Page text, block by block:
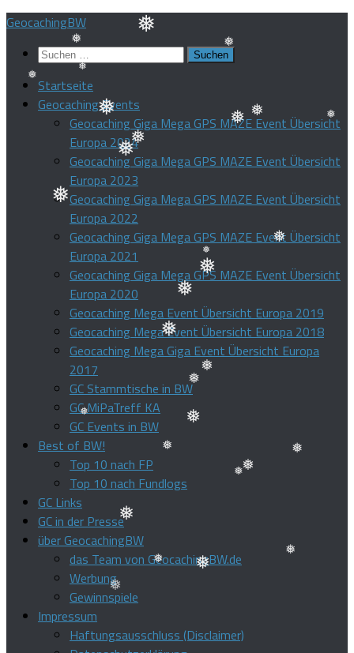
❅
❅
❅
❅
❅
❅
❅
❅
❅
❅
❅
❅
❅
❅
❅
❅
❅
❅
❅ ❅
Zum
springen
GeocachingBW
Suchen
Startseite
Geocaching Events
Geocaching Giga Mega GPS MAZE Event Übersicht
Europa 2024
Geocaching Giga Mega GPS MAZE Event Übersicht
Europa 2023
Geocaching Giga Mega GPS MAZE Event Übersicht
Europa 2022
Geocaching Giga Mega GPS MAZE Event Übersicht
Europa 2021
Geocaching Giga Mega GPS MAZE Event Übersicht
Europa 2020
Geocaching Mega Event Übersicht Europa 2019
Geocaching Mega Event Übersicht Europa 2018
Geocaching Mega Giga Event Übersicht Europa
2017
GC Stammtische in BW
GC MiPaTreff KA
GC Events in BW
Best of BW!
Top 10 nach FP
Top 10 nach Fundlogs
GC Links
GC in der Presse
über GeocachingBW
das Team von GeocachingBW.de
Werbung
Gewinnspiele
Impressum
Haftungsausschluss (Disclaimer)